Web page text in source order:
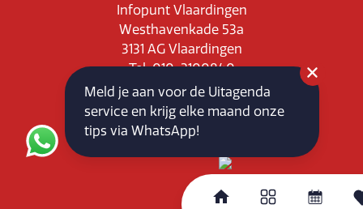
Infopunt Vlaardingen
Westhavenkade 53a
3131 AG Vlaardingen
Tel: 010-3100840
E-mail: info@vlaardingenpartners.nl
KvK: 71555544
BTW : NL858760939B01
Meld je aan voor de Uitagenda
service en krijg elke maand onze
tips via WhatsApp!